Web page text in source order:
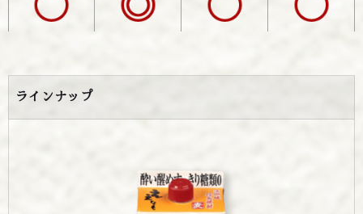
ラインナップ